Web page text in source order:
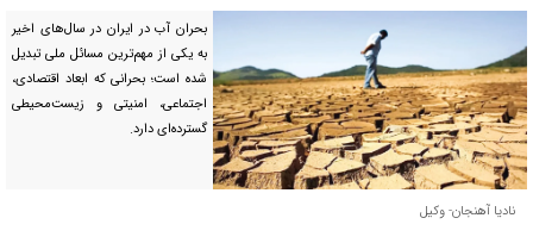
بحران آب در ایران در سال‌های اخیر
به یکی از مهم‌ترین مسائل ملی تبدیل
شده است؛ بحرانی که ابعاد اقتصادی،
اجتماعی، امنیتی و زیست‌محیطی
گسترده‌ای دارد.
نادیا آهنجان- وکیل